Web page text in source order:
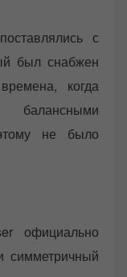
с
был снабжен
когда
не было
официально
симметричный